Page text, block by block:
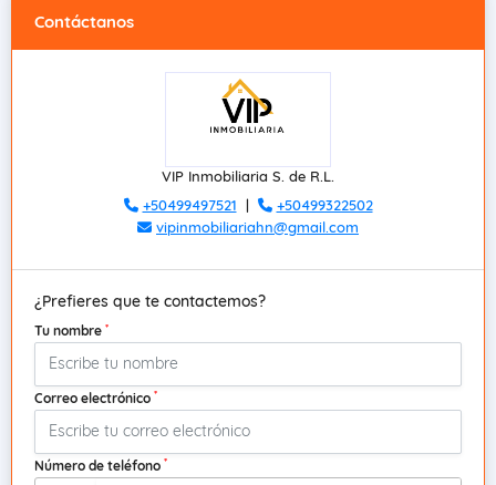
Contáctanos
VIP Inmobiliaria S. de R.L.
+50499497521 |
+50499322502
vipinmobiliariahn@gmail.com
¿Prefieres que te contactemos?
Tu nombre *
Correo electrónico *
Número de teléfono *